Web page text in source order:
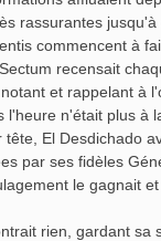
rassurantes jusqu'à
commencent à
recensait
et rappelant à
l'heure n'était plus à
tête, El Desdichado
par ses fidèles
le gagnait
rien, gardant sa